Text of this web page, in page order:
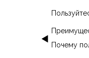
Почему